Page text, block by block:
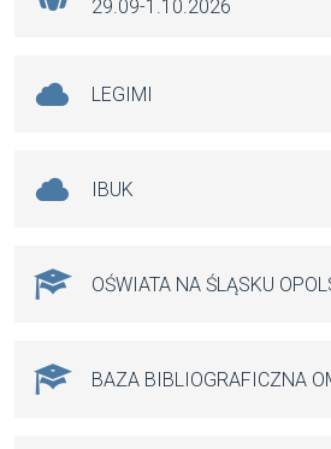
29.09-1.10.2026
LEGIMI
IBUK
OŚWIATA NA ŚLĄSKU
BAZA BIBLIOGRAFICZNA